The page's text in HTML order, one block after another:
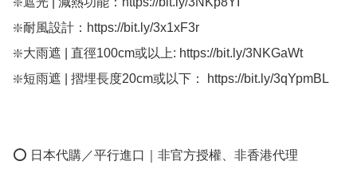
❇️耐風設計：https://bit.ly/3x1xF3r
❇️大雨遮 | 直徑100cm或以上: https://bit.ly/3NKGaWt
❇️短雨遮 | 摺埋長度20cm或以下： https://bit.ly/3qYpmBL
⭕ 日本代購／平行進口｜非官方授權、非香港代理